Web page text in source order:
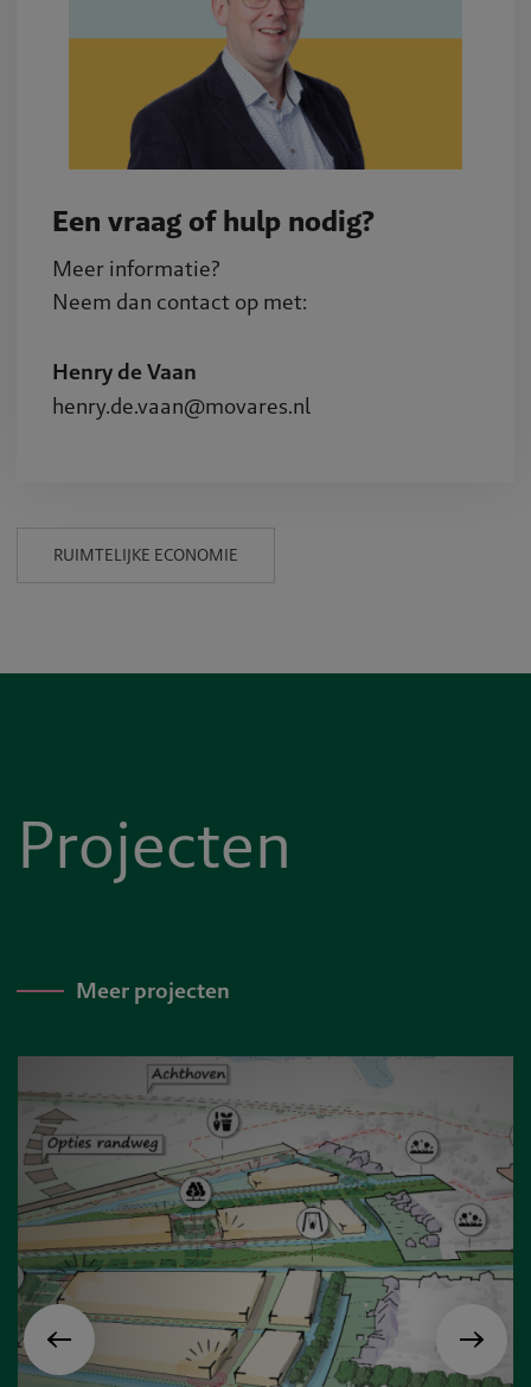
Een vraag of hulp nodig?
Meer informatie?
Neem dan contact op met:
Henry de Vaan
henry.de.vaan@movares.nl
RUIMTELIJKE ECONOMIE
Projecten
Meer projecten